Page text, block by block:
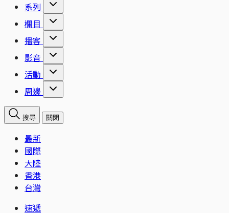
系列
欄目
播客
影音
活動
周邊
搜尋 關閉
最新
國際
大陸
香港
台灣
速遞